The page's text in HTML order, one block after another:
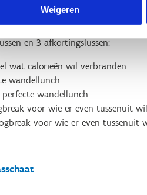
Weigeren
Onderweg kan je
en 3 afkortingslussen:
wat calorieën wil verbranden.
wandellunch.
wandellunch.
voor wie er even tussenuit
voor wie er even tussenuit